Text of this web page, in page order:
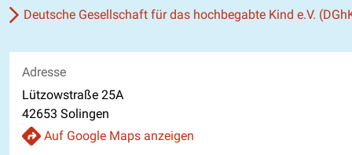
Deutsche Gesellschaft für das hochbegabte Kind e.V.
Adresse
Lützowstraße 25A
42653 Solingen
Auf Google Maps anzeigen